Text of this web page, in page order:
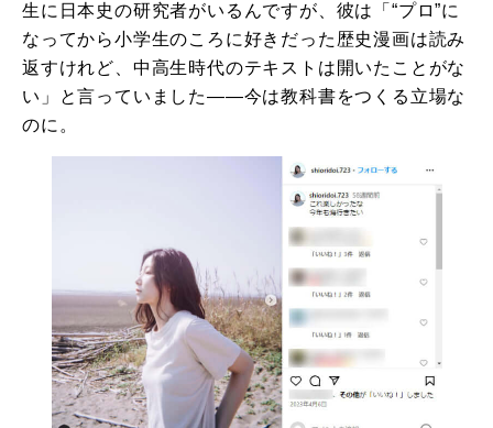
生に日本史の研究者がいるんですが、彼は「“プロ”に
なってから小学生のころに好きだった歴史漫画は読み
返すけれど、中高生時代のテキストは開いたことがな
い」と言っていました――今は教科書をつくる立場な
のに。